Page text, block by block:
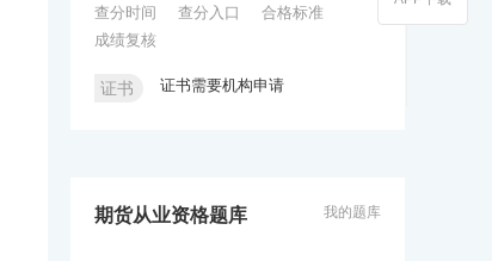
查分时间 查分入口
合格标准
成绩复核
证书 证书需要机构申请
期货从业资格题库 我的题库